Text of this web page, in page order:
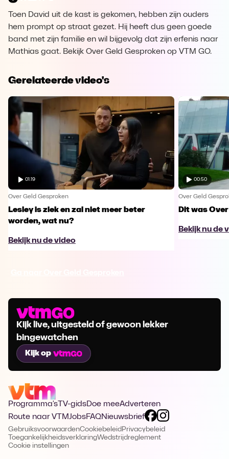
Toen David uit de kast is gekomen, hebben zijn ouders
hem prompt op straat gezet. Hij heeft dus geen goede
band met zijn familie en wil bijgevolg dat zijn erfenis naar
Mathias gaat. Bekijk Over Geld Gesproken op VTM GO.
Gerelateerde video's
01:19
Over Geld Gesproken
Lesley is ziek en zal niet meer beter
worden, wat nu?
Bekijk nu de video
00:50
Over Geld
Dit was
Bekijk nu de
Kijk live, uitgesteld of gewoon lekker
bingewatchen
Kijk op
Programma's TV-gidsDoe meeAdverteren
Route naar VTMJobsFAQNieuwsbrief
GebruiksvoorwaardenCookiebeleid Privacybeleid
ToegankelijkheidsverklaringWedstrijdreglement
Cookie instellingen